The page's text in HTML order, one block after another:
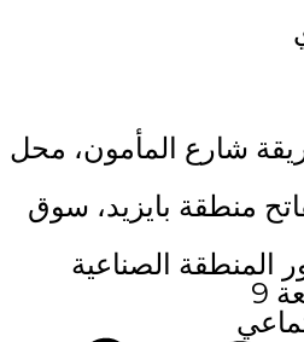
شارع المأمون، محل
منطقة بايزيد، سوق
المنطقة الصناعية